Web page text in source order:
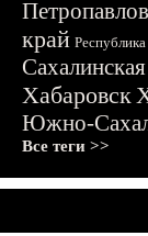
край
Хабаровск
Южно-
Все теги >>